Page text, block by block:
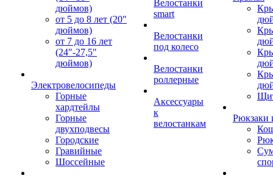
дюймов)
от 5 до 8 лет (20"
дюймов)
от 7 до 16 лет
(24"-27,5"
дюймов)
Электровелосипеды
Горные
хардтейлы
Горные
двухподвесы
Городские
Гравийные
Шоссейные
Велостанки
smart
Велостанки
под колесо
Велостанки
роллерные
Аксессуары
к
велостанкам
Рюкзаки